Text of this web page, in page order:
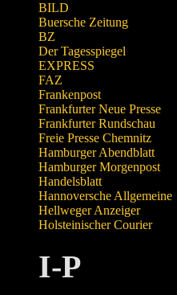
BILD
Buersche Zeitung
BZ
Der Tagesspiegel
EXPRESS
FAZ
Frankenpost
Frankfurter Neue Presse
Frankfurter Rundschau
Freie Presse Chemnitz
Hamburger Abendblatt
Hamburger Morgenpost
Handelsblatt
Hannoversche Allgemeine
Hellweger Anzeiger
Holsteinischer Courier
I-P